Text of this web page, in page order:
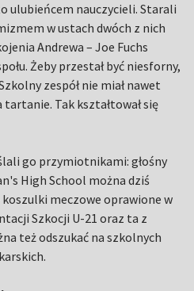
ulubieńcem nauczycieli. Starali
w ustach dwóch z nich
Andrewa – Joe Fuchs
Żeby przestał być niesforny,
zespół nie miał nawet
Tak kształtował się
go przymiotnikami: głośny
High School można dziś
meczowe oprawione w
Szkocji U-21 oraz ta z
też odszukać na szkolnych